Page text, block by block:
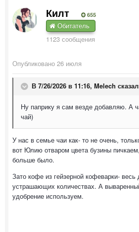
Килт 655
Обитатель
1123 сообщения
Опубликовано 26 июля
В 7/26/2026 в 11:16, Melech
Ну паприку я сам везде добавляю. А
чай)
У нас в семье чаи как- то не очень,
вот Юлию отваром цвета бузины
больше было.
Зато кофе из гейзерной кофеварки- весь
устрашающих количествах. А
удобрение используем.